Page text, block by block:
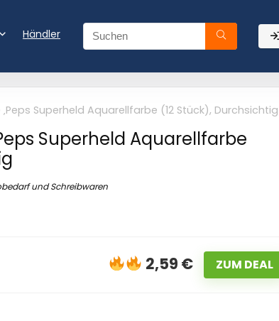
Händler
Superheld Aquarellfarbe (12 Stück), Durchsichtig
Superheld Aquarellfarbe
und Schreibwaren
2,59 € ZUM DEAL